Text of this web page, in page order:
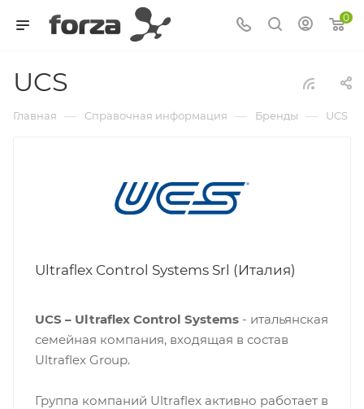
0
UCS
Главная — Справочная информация — Бренды — UCS
Ultraflex Control Systems Srl (Италия)
UCS – Ultraflex Control Systems- итальянская
семейная компания, входящая в состав
Ultraflex Group.
Группа компаний Ultraflex активно работает в